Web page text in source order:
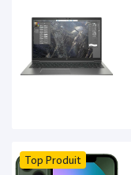
Top Produit